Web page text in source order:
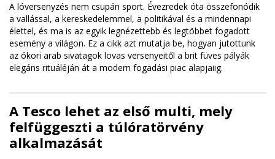
A lóversenyzés nem csupán sport. Évezredek óta összefonódik
a vallással, a kereskedelemmel, a politikával és a mindennapi
élettel, és ma is az egyik legnézettebb és legtöbbet fogadott
esemény a világon. Ez a cikk azt mutatja be, hogyan jutottunk
az ókori arab sivatagok lovas versenyeitől a brit füves pályák
elegáns rituáléján át a modern fogadási piac alapjaiig.
A Tesco lehet az első multi, mely
felfüggeszti a túlóratörvény
alkalmazását